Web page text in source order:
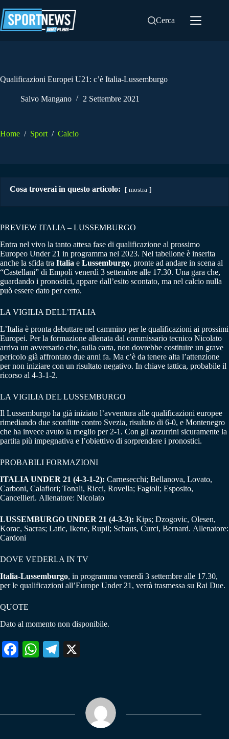
al
contenuto
Cerca
Qualificazioni Europei U21: c’è Italia-Lussemburgo
Salvo Mangano 2 Settembre 2021
Home / Sport / Calcio
Cosa troverai in questo articolo: mostra
PREVIEW ITALIA – LUSSEMBURGO
Entra nel vivo la tanto attesa fase di qualificazione al prossimo
Europeo Under 21 in programma nel 2023. Nel tabellone è inserita
anche la sfida tra Italia e Lussemburgo, pronte ad andare in scena al
“Castellani” di Empoli venerdì 3 settembre alle 17.30. Una gara che,
guardando i pronostici, appare dall’esito scontato, ma nel calcio nulla
può essere dato per certo.
LA VIGILIA DELL’ITALIA
L’Italia è pronta debuttare nel cammino per le qualificazioni ai prossimi
Europei. Per la formazione allenata dal commissario tecnico Nicolato
arriva un avversario che, sulla carta, non dovrebbe costituire un grave
pericolo già affrontato due anni fa. Ma c’è da tenere alta l’attenzione
per non iniziare con un risultato negativo. In chiave tattica, probabile il
ricorso al 4-3-1-2.
LA VIGILIA DEL LUSSEMBURGO
Il Lussemburgo ha già iniziato l’avventura alle qualificazioni europee
rimediando due sconfitte contro Svezia, risultato di 6-0, e Montenegro
che ha invece avuto la meglio per 2-1. Con gli azzurrini sicuramente la
partita più impegnativa e l’obiettivo di sorprendere i pronostici.
PROBABILI FORMAZIONI
ITALIA UNDER 21 (4-3-1-2): Carnesecchi; Bellanova, Lovato,
Carboni, Calafiori; Tonali, Ricci, Rovella; Fagioli; Esposito,
Cancellieri. Allenatore: Nicolato
LUSSEMBURGO UNDER 21 (4-3-3): Kips; Dzogovic, Olesen,
Korac, Sacras; Latic, Ikene, Rupil; Schaus, Curci, Bernard. Allenatore:
Cardoni
DOVE VEDERLA IN TV
Italia-Lussemburgo, in programma venerdì 3 settembre alle 17.30,
per le qualificazioni all’Europe Under 21, verrà trasmessa su Rai Due.
QUOTE
Dato al momento non disponibile.
Fa W
pp
Te
m